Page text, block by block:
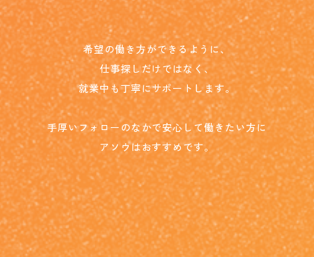
希望の働き方ができるように、
仕事探しだけではなく、
就業中も丁寧にサポートします。
手厚いフォローのなかで安心して働きたい方に
アソウはおすすめです。